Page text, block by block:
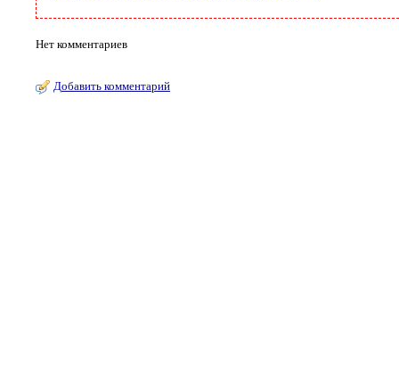
Нет комментариев
Добавить комментарий